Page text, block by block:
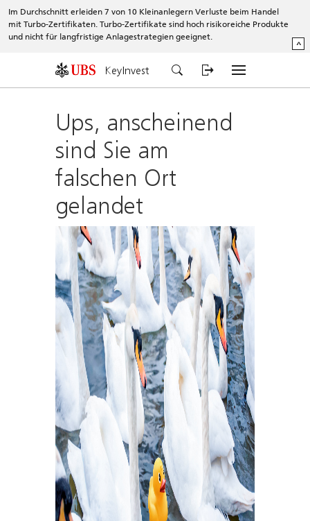
Im Durchschnitt erleiden 7 von 10 Kleinanlegern Verluste beim Handel
mit Turbo-Zertifikaten. Turbo-Zertifikate sind hoch risikoreiche Produkte
und nicht für langfristige Anlagestrategien geeignet.
^
KeyInvest
Ups, anscheinend
sind Sie am
falschen Ort
gelandet